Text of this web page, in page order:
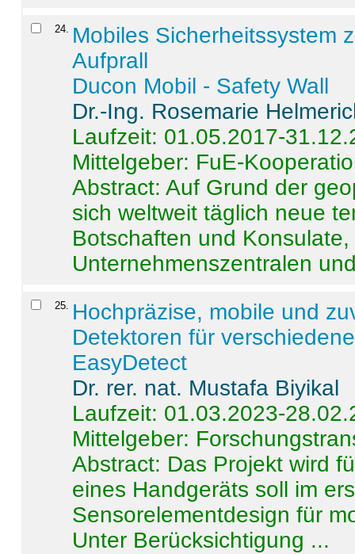
24. Mobiles Sicherheitssystem
Aufprall
Ducon Mobil - Safety Wall
Dr.-Ing. Rosemarie
Laufzeit: 01.05.2017-
Mittelgeber: FuE-
Abstract:Auf Grund der
sich weltweit täglich neue
Botschaften und
Unternehmenszentralen
25. Hochpräzise, mobile und
Detektoren für
EasyDetect
Dr. rer. nat. Mustafa Biyikal
Laufzeit: 01.03.2023-
Mittelgeber:
Abstract: Das Projekt wird
eines Handgeräts soll im
Sensorelementdesign für
Unter Berücksichtigung ...